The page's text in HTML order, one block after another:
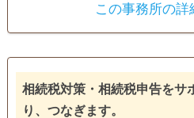
この事務所の詳
相続税対策・相続税申告をサ
り、つなぎます。